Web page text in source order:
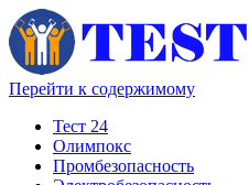
Перейти к содержимому
Тест 24
Олимпокс
Промбезопасность